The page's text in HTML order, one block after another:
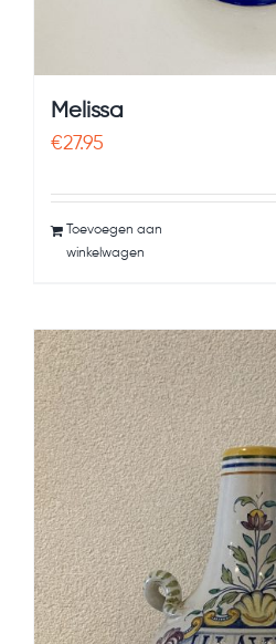
Melissa
€27.95
Toevoegen aan
winkelwagen